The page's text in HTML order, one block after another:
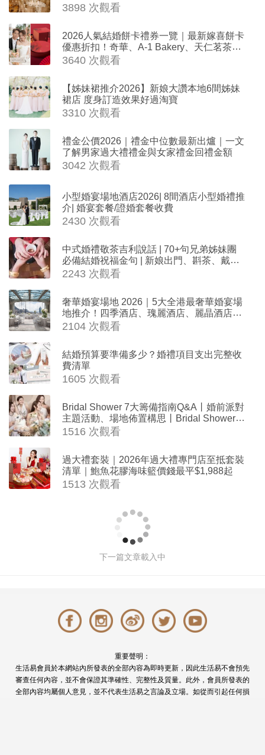
3898 次觀看
2026人氣結婚餅卡禮券一覽｜最新嫁喜餅卡
優惠折扣！奇華、A-1 Bakery、天仁茗茶、
ROYCE'、Paul Lafayet、agnès b.
3640 次觀看
【姊妹裙推介2026】新娘大讚本地6間姊妹
裙店 度身訂造效果好過淘寶
3310 次觀看
禮金公價2026｜禮金中位數最新出爐｜一文
了解男家過大禮禮金與女家禮金回禮金額
3042 次觀看
小型婚宴場地酒店2026| 8間酒店小型婚禮推
介| 婚宴套餐/證婚套餐收費
2430 次觀看
中式婚禮敬茶吉利說話 | 70+句兄弟姊妹團
必備結婚祝福金句 | 新娘出門、斟茶、戴金
器時金句
2243 次觀看
奢華婚宴場地 2026｜5大全港最奢華婚宴場
地推介！四季酒店、瑰麗酒店、麗晶酒店、
Cloud 39、合和酒店 打造夢幻氣派婚禮
2104 次觀看
結婚預算要準備多少？婚禮項目支出完整收
費清單
1605 次觀看
Bridal Shower 7大籌備指南Q&A丨婚前派對
主題活動、場地佈置構思丨Bridal Shower打
卡姊妹裝靈感＋特色場地推介
1516 次觀看
過大禮套裝｜2026年過大禮專門店至抵套裝
清單｜鮑魚花膠海味籃價錢最平$1,988起
1513 次觀看
2026高質感送禮靈感｜周生生全新
Infini Love Diamond™作品 讓每次相
高質感送禮靈感｜人生中最難忘的時刻，往往始於一
次相遇。可能是摯友多年來始終如一的陪伴，可能是